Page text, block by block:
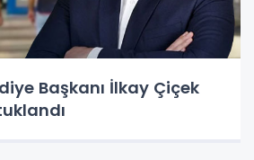
Başkanı İlkay Çiçek